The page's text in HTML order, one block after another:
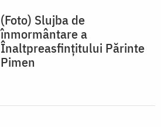
(Foto) Slujba de
înmormântare a
Înaltpreasfințitului Părinte
Pimen